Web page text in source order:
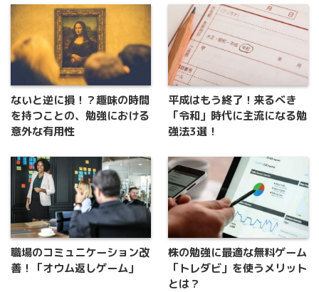
ないと逆に損！？趣味の時間
を持つことの、勉強における
意外な有用性
平成はもう終了！来るべき
「令和」時代に主流になる勉
強法3選！
職場のコミュニケーション改
善！「オウム返しゲーム」
株の勉強に最適な無料ゲーム
「トレダビ」を使うメリット
とは？